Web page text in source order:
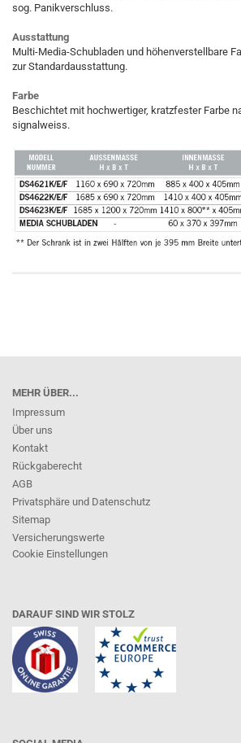
sog. Panikverschluss.
Ausstattung
Multi-Media-Schubladen und höhenverstellbare
zur Standardausstattung.
Farbe
Beschichtet mit hochwertiger, kratzfester Farbe
signalweiss.
MEHR ÜBER...
Impressum
Über uns
Kontakt
Rückgaberecht
AGB
Privatsphäre und Datenschutz
Sitemap
Versicherungswerte
Cookie Einstellungen
DARAUF SIND WIR STOLZ